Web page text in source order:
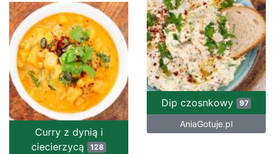
Dip czosnkowy 97
AniaGotuje.pl
Curry z dynią i
ciecierzycą
128